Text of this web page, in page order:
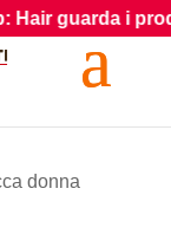
donna
e gli